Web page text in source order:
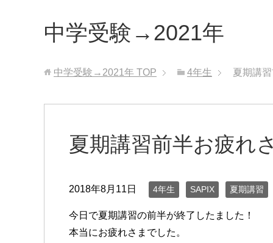
中学受験→2021年
中学受験→2021年 TOP 4年生 夏期講
夏期講習前半お疲れ
2018年8月11日 4年生 SAPIX 夏期講習
今日で夏期講習の前半が終了したました！
本当にお疲れさまでした。